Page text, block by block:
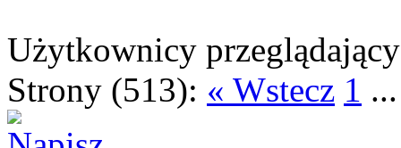
Użytkownicy
Strony (513): « Wstecz 1